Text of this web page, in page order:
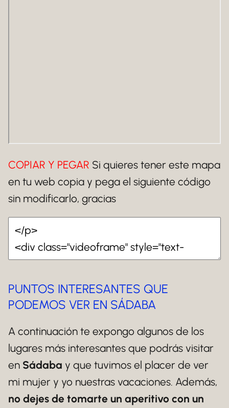
COPIAR Y PEGAR Si quieres tener este mapa
en tu web copia y pega el siguiente código
sin modificarlo, gracias
PUNTOS INTERESANTES QUE
PODEMOS VER EN SÁDABA
A continuación te expongo algunos de los
lugares más interesantes que podrás visitar
en Sádaba y que tuvimos el placer de ver
mi mujer y yo nuestras vacaciones. Además,
no dejes de tomarte un aperitivo con un